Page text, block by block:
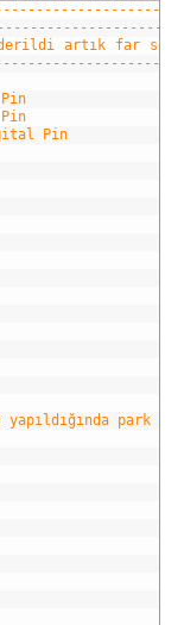
artık far
Pin
yapıldığında park